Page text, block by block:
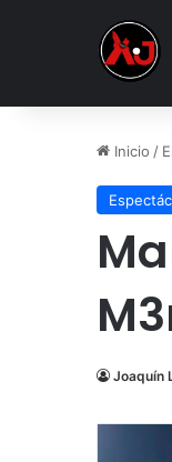
Inicio /
Joaquín